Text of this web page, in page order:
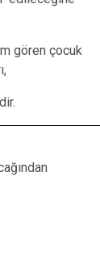
gören çocuk